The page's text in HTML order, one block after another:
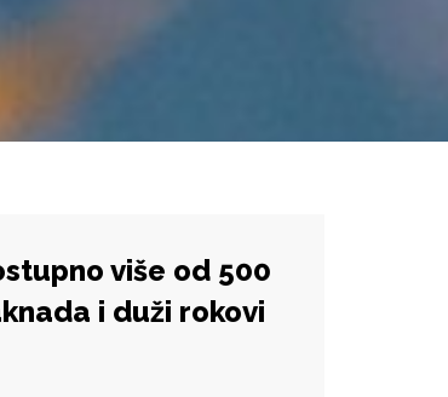
više od 500
i duži rokovi